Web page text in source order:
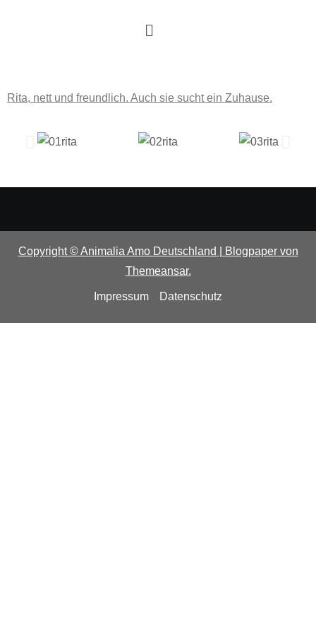
Rita, nett und freundlich. Auch sie sucht ein Zuhause.
Copyright © Animalia Amo Deutschland Blogpapervon
Themeansar.
Impressum Datenschutz